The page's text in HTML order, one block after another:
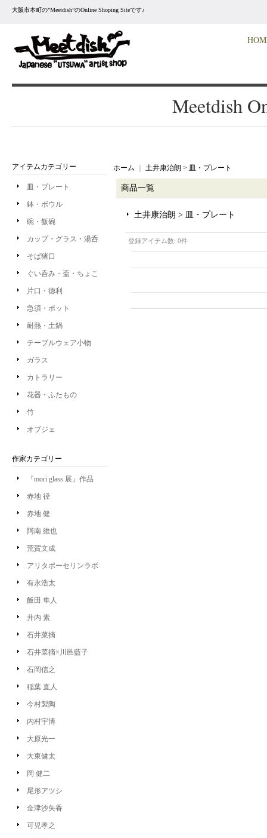
大阪市本町の”Meetdish”のOnline Shoping Siteです♪
Meetdish
アイテムカテゴリー
皿・プレート
鉢・ボウル
碗・飯碗
カップ・グラス・湯呑
そば猪口
ぐい呑み・盃・ちょこ
片口・徳利
急須・ポット
耐熱・土鍋
テーブルウェア小物
ガラス
カトラリー
花器・ふたもの
竹
オブジェ
作家カテゴリー
『mori glass 展』作品
赤地 径
赤地 健
阿南 維也
荒賀文成
アリタポーセリンラボ
有永浩太
飯田 隼人
井内 素
石井菜摘
石井菜摘×川邑藍子
石岡信之
稲葉 直人
今村製陶
内村宇博
大原光一
大東健太
岡 健二
尾形アツシ
金津沙矢香
可児孝之
ホーム 土井康治朗 > 皿・プレート
商品一覧
土井康治朗 > 皿・プレート
登録アイテム数: 0件